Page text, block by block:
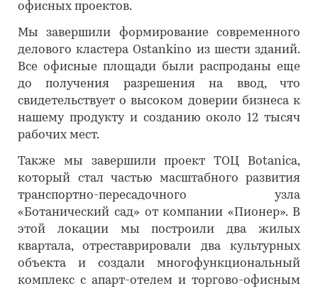
офисных проектов.
Мы завершили формирование современного
делового кластера Ostankino из шести зданий.
Все офисные площади были распроданы еще
до получения разрешения на ввод, что
свидетельствует о высоком доверии бизнеса к
нашему продукту и созданию около 12 тысяч
рабочих мест.
Также мы завершили проект ТОЦ Botanica,
который стал частью масштабного развития
транспортно-пересадочного узла
«Ботанический сад» от компании «Пионер». В
этой локации мы построили два жилых
квартала, отреставрировали два культурных
объекта и создали многофункциональный
комплекс с апарт-отелем и торгово-офисным